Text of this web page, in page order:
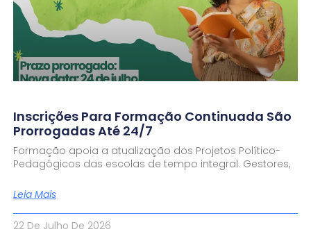
Inscrições Para Formação Continuada São
Prorrogadas Até 24/7
Formação apoia a atualização dos Projetos Político-
Pedagógicos das escolas de tempo integral. Gestores,
Leia Mais
22 De Julho De 2026